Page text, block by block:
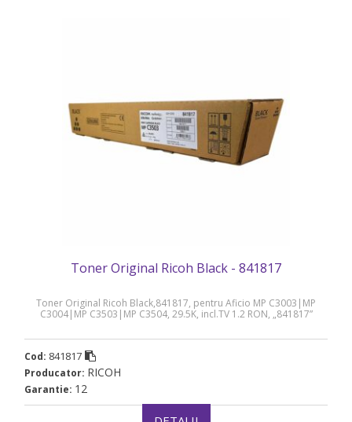
Toner Original Ricoh Black - 841817
Toner Original Ricoh Black,841817, pentru Aficio MP C3003|MP
C3004|MP C3503|MP C3504, 29.5K, incl.TV 1.2 RON, „841817”
Cod: 841817
Producator: RICOH
Garantie: 12